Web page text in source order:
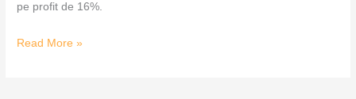
pe profit de 16%.
Read More »